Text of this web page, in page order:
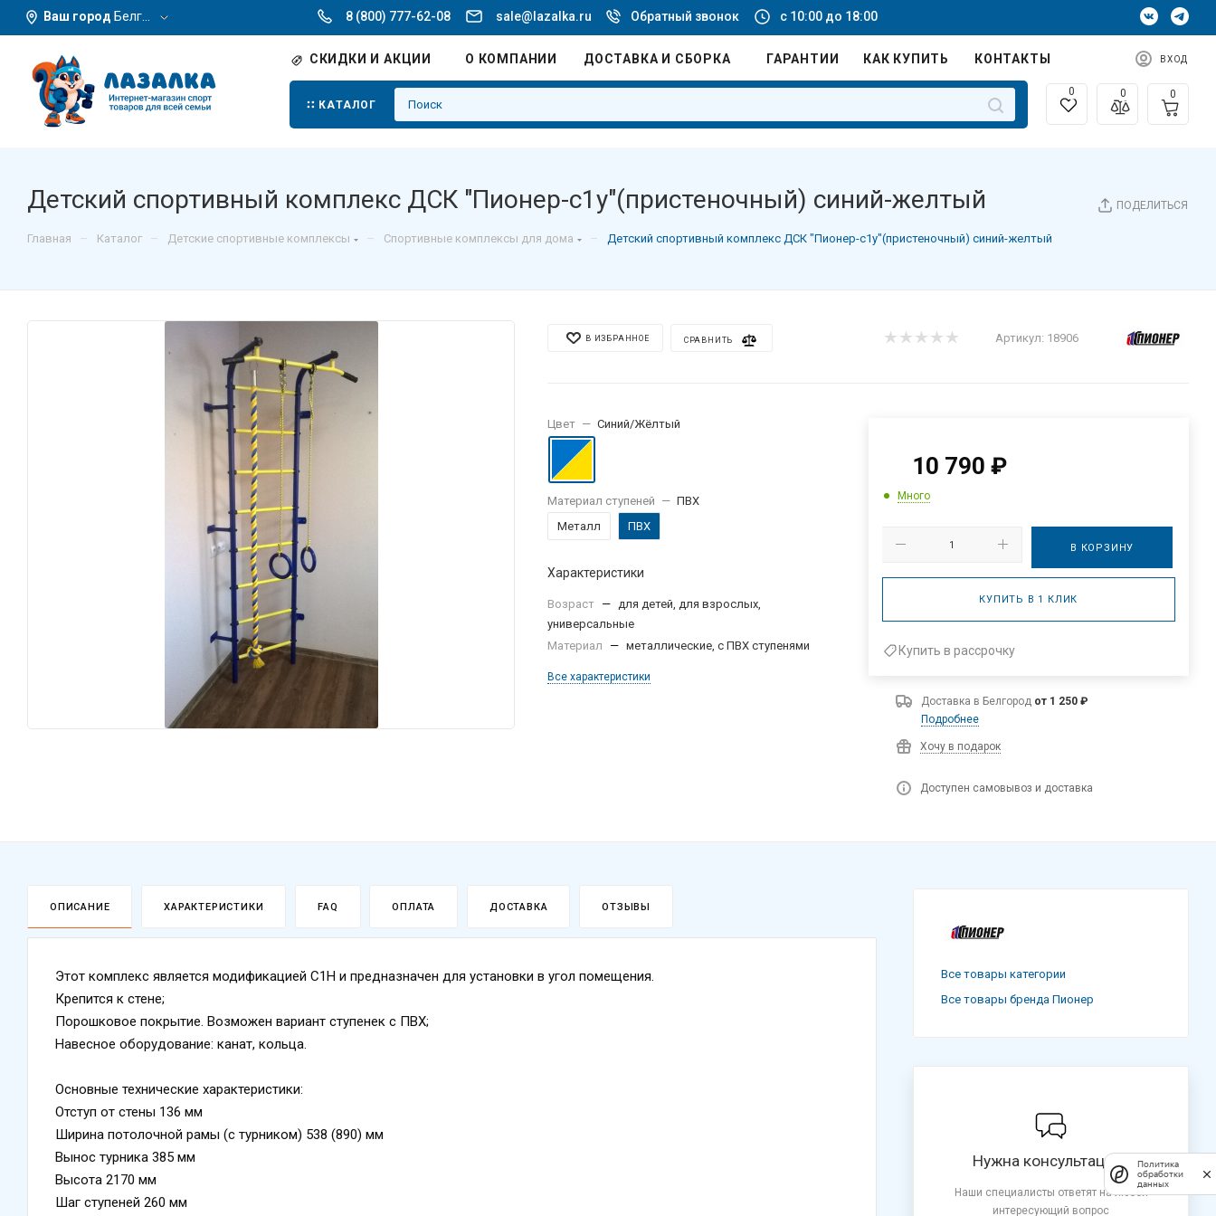
Ваш город Белгород 8 (800) 777-62-08 sale@lazalka.ru Обратный звонок с 10:00 до 18:00
СКИДКИ И АКЦИИ О КОМПАНИИ ДОСТАВКА И СБОРКА ГАРАНТИИ КАК КУПИТЬ КОНТАКТЫ ВХОД
КАТАЛОГ
0 0 0
ПОДЕЛИТЬСЯ
Детский спортивный комплекс ДСК "Пионер-с1у"(пристеночный) синий-желтый
Главная – Каталог – Детские спортивные комплексы – Спортивные комплексы для дома – Детский спортивный комплекс ДСК "Пионер-с1у"(пристеночный) синий-желтый
В ИЗБРАННОЕ СРАВНИТЬ Артикул: 18906
Цвет — Синий/Жёлтый
Материал ступеней — ПВХ
Металл
ПВХ
Характеристики
Возраст — для детей, для взрослых,
универсальные
Материал
— металлические, с ПВХ ступенями
Все характеристики
10 790 ₽
Много
В КОРЗИНУ
КУПИТЬ В 1 КЛИК
Купить в рассрочку
Доставка в Белгород от 1 250 ₽
Подробнее
Хочу в подарок
Доступен самовывоз и доставка
ОПИСАНИЕ ХАРАКТЕРИСТИКИ FAQ ОПЛАТА ДОСТАВКА ОТЗЫВЫ
Этот комплекс является модификацией С1Н и предназначен для установки в угол помещения.
Крепится к стене;
Порошковое покрытие. Возможен вариант ступенек с ПВХ;
Навесное оборудование: канат, кольца.
Основные технические характеристики:
Отступ от стены 136 мм
Ширина потолочной рамы (с турником) 538 (890) мм
Вынос турника 385 мм
Высота 2170 мм
Шаг ступеней 260 мм
Все товары категории
Все товары бренда Пионер
Нужна консультация?
Наши специалисты ответят на любой
интересующий вопрос
Политика
обработки
данных